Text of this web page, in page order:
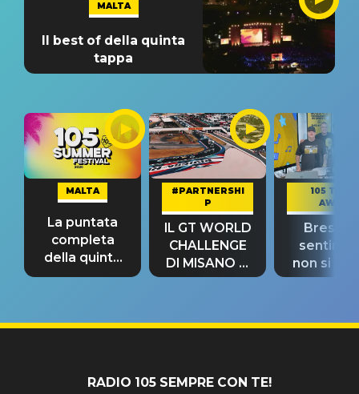
MALTA
Il best of della quinta
tappa
MALTA
La puntata
completa
della quinta
tappa
#PARTNERSHI
P
IL GT WORLD
CHALLENGE
DI MISANO si
riconferma
105 TAKE
AWAY
Bresh:
non si
fino alla
RADIO 105 SEMPRE CON TE!